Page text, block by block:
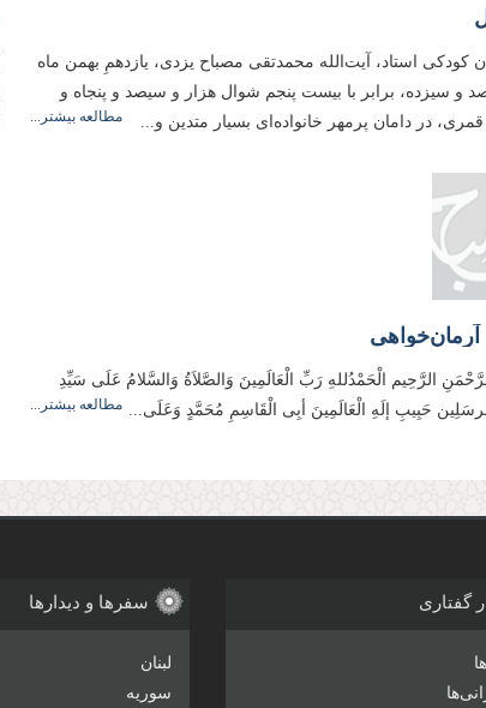
كودكى استاد، آیت‌الله محمدتقى مصباح یزدى، یازدهمِ بهمن ماه
و سیزده، برابر با بیست پنجم شوال هزار و سیصد و پنجاه و
در دامان پرمهر خانواده‌اى بسیار متدین و...
مطالعه بیشتر...
الرَّحِيم الْحَمْدُللهِ رَبِّ الْعَالَمِینَ وَالصَّلاَةُ وَالسَّلامُ عَلَی سَیِّدِ
حَبِیبِ إلَهِ الْعَالَمِینَ أبِی الْقَاسِمِ مُحَمَّدٍ وَعَلَی... مطالعه بیشتر...
گفتاری سفرها و دیدارها
لبنان
سوریه